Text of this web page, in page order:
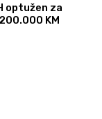
optužen za
KM